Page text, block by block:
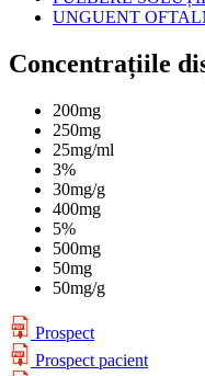
UNGUENT
Concentrațiile
200mg
250mg
25mg/ml
3%
30mg/g
400mg
5%
500mg
50mg
50mg/g
Prospect
Prospect pacient